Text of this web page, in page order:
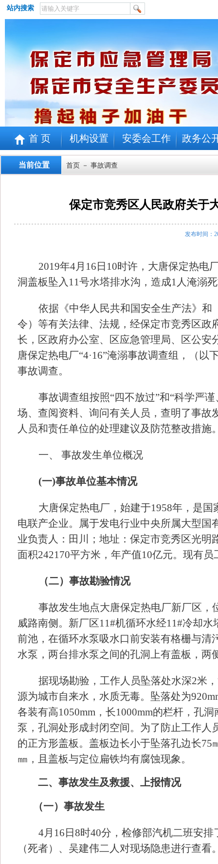
站内搜索
首 页 机构设置 安委会工作 政务公
当前位置 首页 － 事故调查
保定市竞秀区人民政府关于
发布时间：
2019年4月16日10时许，大唐保定热电
洞盖板坠入11号水塔排水沟，造成1人淹溺
依据《中华人民共和国安全生产法》
令）等有关法律、法规，经保定市竞秀区政
长，区政府办公室、区应急管理局、区公
唐保定热电厂“4·16”淹溺事故调查组，（
事故调查。
事故调查组按照“四不放过”和“科学严
场、查阅资料、询问有关人员，查明了事
人员和责任单位的处理建议及防范整改措施
一、 事故发生单位概况
(一)事故单位基本情况
大唐保定热电厂，始建于1958年，是
电联产企业。属于发电行业中央所属大型国
业负责人：田川；地址：保定市竞秀区光
面积242170平方米，年产值10亿元。现有员
（二）事故勘验情况
事故发生地点大唐保定热电厂新厂区
威路南侧。新厂区11#机循环水经11#冷却
前池，在循环水泵吸水口前安装有格栅与清
水泵，两台排水泵之间的孔洞上有盖板，两
据现场勘验，工作人员坠落处水深2米，
源为城市自来水，水质无毒。坠落处为
各装有高1050mm， 长1000mm的栏杆， 孔洞
泵， 孔洞处形成封闭空间。 为了防止工作人
的正方形盖板。 盖板边长小于坠落孔边长75
㎜，且盖板与定位扁铁均有腐蚀现象。
二、事故发生及救援、上报情况
（一）事故发生
4月16日8时40分，检修部汽机二班安
（死者）、吴建伟二人对现场隐患进行查看